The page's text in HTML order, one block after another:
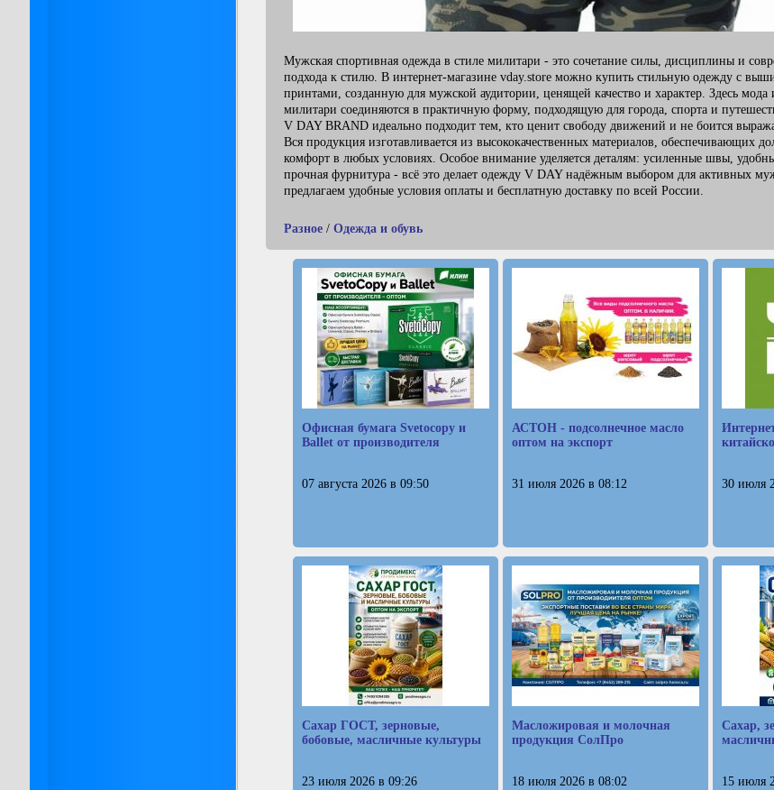
Мужская спортивная одежда в стиле милитари - это сочетание силы, дисциплины и
подхода к стилю. В интернет-магазине vday.store можно купить стильную одежду с
принтами, созданную для мужской аудитории, ценящей качество и характер. Здесь мода
милитари соединяются в практичную форму, подходящую для города, спорта и
V DAY BRAND идеально подходит тем, кто ценит свободу движений и не боится
Вся продукция изготавливается из высококачественных материалов, обеспечивающих
комфорт в любых условиях. Особое внимание уделяется деталям: усиленные швы,
прочная фурнитура - всё это делает одежду V DAY надёжным выбором для активных
предлагаем удобные условия оплаты и бесплатную доставку по всей России.
Разное / Одежда и обувь
Офисная бумага Svetocopy и
Ballet от производителя
07 августа 2026 в 09:50
АСТОН - подсолнечное масло
оптом на экспорт
31 июля 2026 в 08:12 30 июля
Сахар ГОСТ, зерновые,
бобовые, масличные культуры
23 июля 2026 в 09:26
Масложировая и молочная
продукция СолПро
18 июля 2026 в 08:02
Сахар,
15 июля